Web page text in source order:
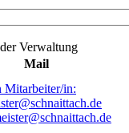
Verwaltung
Mail